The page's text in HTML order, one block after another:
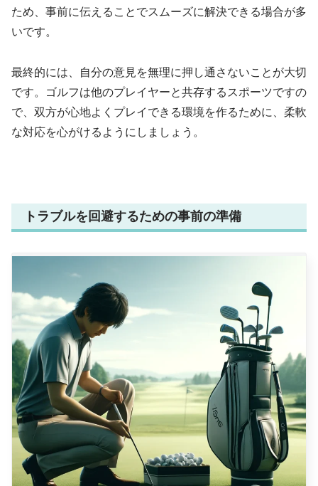
ため、事前に伝えることでスムーズに解決できる場合が多
いです。
最終的には、自分の意見を無理に押し通さないことが大切
です。ゴルフは他のプレイヤーと共存するスポーツですの
で、双方が心地よくプレイできる環境を作るために、柔軟
な対応を心がけるようにしましょう。
トラブルを回避するための事前の準備